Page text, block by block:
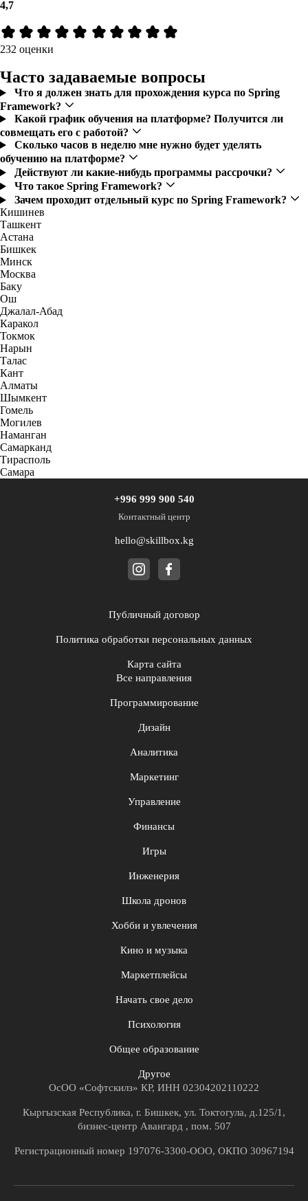
4,7
232 оценки
Часто задаваемые вопросы
Что я должен знать для прохождения курса по Spring
Framework?
Какой график обучения на платформе? Получится ли
совмещать его с работой?
Сколько часов в неделю мне нужно будет уделять
обучению на платформе?
Действуют ли какие-нибудь программы рассрочки?
Что такое Spring Framework?
Зачем проходит отдельный курс по Spring Framework?
Кишинев
Ташкент
Астана
Бишкек
Минск
Москва
Баку
Ош
Джалал-Абад
Каракол
Токмок
Нарын
Талас
Кант
Алматы
Шымкент
Гомель
Могилев
Наманган
Самарканд
Тирасполь
Самара
+996 999 900 540
Контактный центр
hello@skillbox.kg
Публичный договор
Политика обработки персональных данных
Карта сайта
Все направления
Программирование
Дизайн
Аналитика
Маркетинг
Управление
Финансы
Игры
Инженерия
Школа дронов
Хобби и увлечения
Кино и музыка
Маркетплейсы
Начать свое дело
Психология
Общее образование
Другое
ОсОО «Софтскилз» КР, ИНН 02304202110222
Кыргызская Республика, г. Бишкек, ул. Токтогула, д.125/1,
бизнес-центр Авангард , пом. 507
Регистрационный номер 197076-3300-ООО, ОКПО 30967194